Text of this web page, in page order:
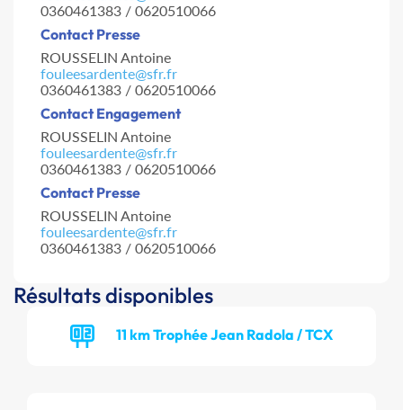
0360461383 / 0620510066
Contact Presse
ROUSSELIN Antoine
fouleesardente@sfr.fr
0360461383 / 0620510066
Contact Engagement
ROUSSELIN Antoine
fouleesardente@sfr.fr
0360461383 / 0620510066
Contact Presse
ROUSSELIN Antoine
fouleesardente@sfr.fr
0360461383 / 0620510066
Résultats disponibles
11 km Trophée Jean Radola / TCX